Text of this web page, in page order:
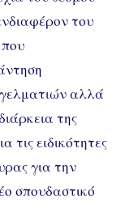
του
που
αλλά
της
τις ειδικότητες
για την
σπουδαστικό